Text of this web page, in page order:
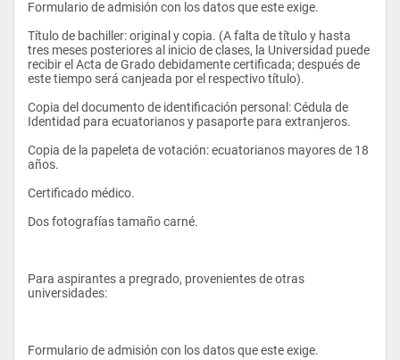
predominantes de la economía mundial, en particular en lo
formulación de estudios o diagnósticos de mercado en el
campo internacional y evaluar los programas existentes para
diseñar productos y planes de marketing atractivos,
administrar la logística internacional de una empresa de
formulación de técnicas para la negociación y contratación
internacional.
permite liderar la creación de empresas comerciales,
industriales o de servicios cuyo alcance no se limite a los
Liderazgo
Cálculo Aplicado
Matemáticas Financieras
Comportamiento Organizacional
Trabajo en Equipo
Ecología y Desarrollo Sustentable
Inglés III
Cultura Física III
CUARTO SEMESTRE
Retórica y Presentación
Formulario de admisión con los datos que este exige.
Título de bachiller: original y copia. (A falta de título y hasta
tres meses posteriores al inicio de clases, la Universidad puede
recibir el Acta de Grado debidamente certificada; después de
este tiempo será canjeada por el respectivo título).
Copia del documento de identificación personal: Cédula de
Identidad para ecuatorianos y pasaporte para extranjeros.
Copia de la papeleta de votación: ecuatorianos mayores de 18
años.
Certificado médico.
Dos fotografías tamaño carné.
Para aspirantes a pregrado, provenientes de otras
universidades:
Formulario de admisión con los datos que este exige.